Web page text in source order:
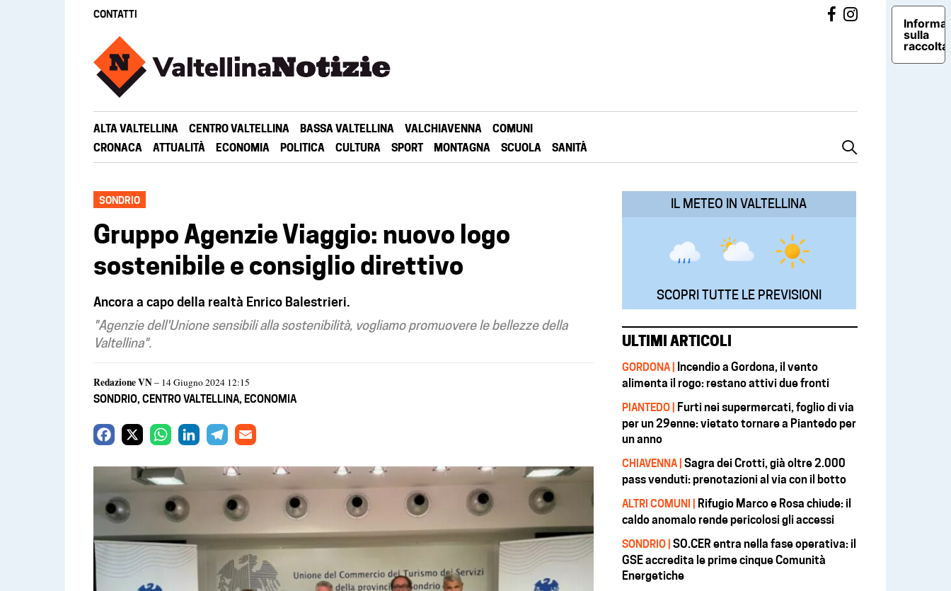
CONTATTI
ALTA VALTELLINA CENTRO VALTELLINA BASSA VALTELLINA VALCHIAVENNA
COMUNI
CRONACA
ATTUALITÀ ECONOMIA POLITICA CULTURA SPORT MONTAGNA SCUOLA SANITÀ
SONDRIO
Gruppo Agenzie Viaggio: nuovo logo
sostenibile e consiglio direttivo
Ancora a capo della realtà Enrico Balestrieri.
"Agenzie dell'Unione sensibili alla sostenibilità, vogliamo promuovere le bellezze della
Valtellina".
Redazione VN– 14 Giugno 2024 12:15
SONDRIO, CENTRO VALTELLINA, ECONOMIA
e
b
o
a
t
s
A
l
e
g
r
a
m
IL METEO IN VALTELLINA
SCOPRI TUTTE LE PREVISIONI
ULTIMI ARTICOLI
GORDONA | Incendio a Gordona, il vento
alimenta il rogo: restano attivi due fronti
PIANTEDO | Furti nei supermercati, foglio di via
per un 29enne: vietato tornare a Piantedo per
un anno
CHIAVENNA | Sagra dei Crotti, già oltre 2.000
pass venduti: prenotazioni al via con il botto
ALTRI COMUNI | Rifugio Marco e Rosa chiude: il
caldo anomalo rende pericolosi gli accessi
SONDRIO | SO.CER entra nella fase operativa: il
GSE accredita le prime cinque Comunità
Energetiche
sulla
raccolta